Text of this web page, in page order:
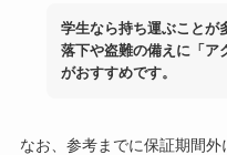
学生なら持ち運ぶことが
落下や盗難の備えに「ア
がおすすめです。
なお、参考までに保証期間